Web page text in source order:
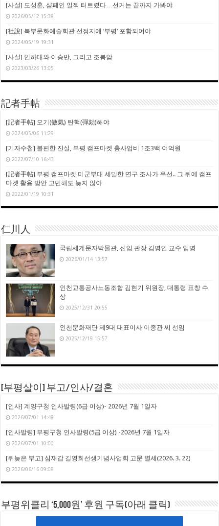
[사설] 도성훈, 샴페인 일찍 터트렸다…선거는 끝까지 가봐야
2026/05/12 15:38
[社說] 북부문화예술회관 선정지에 ‘부평’ 포함되어야
2024/05/19 19:31
[사설] 인하대와 이승만, 그리고 조봉암
2023/03/26 13:05
記者手帖
[記者手帖] 오기(傲氣) 탄핵(彈劾)해야
2024/05/06 11:29
[기자수첩] 불편한 진실, 부평 캠프마켓 총사업비 1조3백 여억원
2022/07/10 16:43
[記者手帖] 부평 캠프마켓 미군부대 세밀한 연구 조사가 우선.. 그 뒤에 캠프
마켓 활용 방안 고민해도 늦지 않아
2022/01/19 10:31
仁川人
국립세계문자박물관, 신임 관장 김명인 교수 임명
2026/01/14 13:57
인천교통공사노동조합 김현기 위원장, 대통령 표창 수
상
2025/12/31 20:55
인천문화재단 제9대 대표이사 이종관 씨 선임
2025/12/19 15:57
[부평살이] 부고/인사/결혼
[인사] 계양구청 인사발령(6급 이상)- 2026년 7월 1일자
2026/07/01 14:48
[인사발령] 부평구청 인사발령(5급 이상) -2026년 7월 1일자
2026/07/01 10:00
[뒤늦은 부고] 심재갑 길영희선생기념사업회 고문 별세(2026. 3. 22)
2026/06/16 09:08
부평위클리 ‘5,000원’ 후원 구독(아래 클릭)